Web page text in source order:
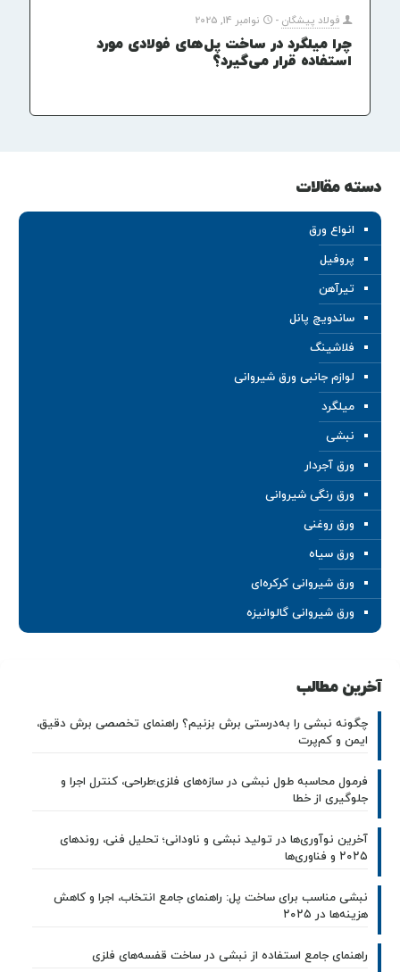
فولاد پیشگان - نوامبر 14, 2025
چرا میلگرد در ساخت پل‌های فولادی مورد
استفاده قرار می‌گیرد؟
دسته مقالات
انواع ورق
پروفیل
تیرآهن
ساندویچ پانل
فلاشینگ
لوازم جانبی ورق شیروانی
میلگرد
نبشی
ورق آجردار
ورق رنگی شیروانی
ورق روغنی
ورق سیاه
ورق شیروانی کرکره‌ای
ورق شیروانی گالوانیزه
آخرین مطالب
چگونه نبشی را به‌درستی برش بزنیم؟ راهنمای تخصصی برش دقیق،
ایمن و کم‌پرت
فرمول محاسبه طول نبشی در سازه‌های فلزی؛طراحی، کنترل اجرا و
جلوگیری از خطا
آخرین نوآوری‌ها در تولید نبشی و ناودانی؛ تحلیل فنی، روندهای
۲۰۲۵ و فناوری‌ها
نبشی مناسب برای ساخت پل: راهنمای جامع انتخاب، اجرا و کاهش
هزینه‌ها در ۲۰۲۵
راهنمای جامع استفاده از نبشی در ساخت قفسه‌های فلزی